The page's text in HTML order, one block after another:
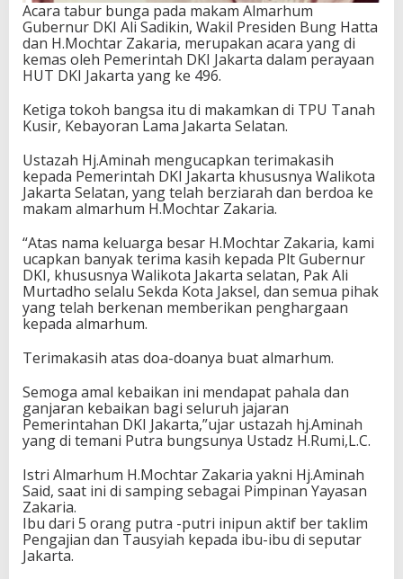
Acara tabur bunga pada makam Almarhum
Gubernur DKI Ali Sadikin, Wakil Presiden Bung Hatta
dan H.Mochtar Zakaria, merupakan acara yang di
kemas oleh Pemerintah DKI Jakarta dalam perayaan
HUT DKI Jakarta yang ke 496.
Ketiga tokoh bangsa itu di makamkan di TPU Tanah
Kusir, Kebayoran Lama Jakarta Selatan.
Ustazah Hj.Aminah mengucapkan terimakasih
kepada Pemerintah DKI Jakarta khususnya Walikota
Jakarta Selatan, yang telah berziarah dan berdoa ke
makam almarhum H.Mochtar Zakaria.
“Atas nama keluarga besar H.Mochtar Zakaria, kami
ucapkan banyak terima kasih kepada Plt Gubernur
DKI, khususnya Walikota Jakarta selatan, Pak Ali
Murtadho selalu Sekda Kota Jaksel, dan semua pihak
yang telah berkenan memberikan penghargaan
kepada almarhum.
Terimakasih atas doa-doanya buat almarhum.
Semoga amal kebaikan ini mendapat pahala dan
ganjaran kebaikan bagi seluruh jajaran
Pemerintahan DKI Jakarta,”ujar ustazah hj.Aminah
yang di temani Putra bungsunya Ustadz H.Rumi,L.C.
Istri Almarhum H.Mochtar Zakaria yakni Hj.Aminah
Said, saat ini di samping sebagai Pimpinan Yayasan
Zakaria.
Ibu dari 5 orang putra -putri inipun aktif ber taklim
Pengajian dan Tausyiah kepada ibu-ibu di seputar
Jakarta.